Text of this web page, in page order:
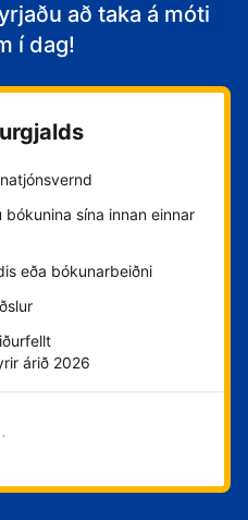
að taka á móti
í dag!
sína innan einnar
eða bókunarbeiðni
árið 2026